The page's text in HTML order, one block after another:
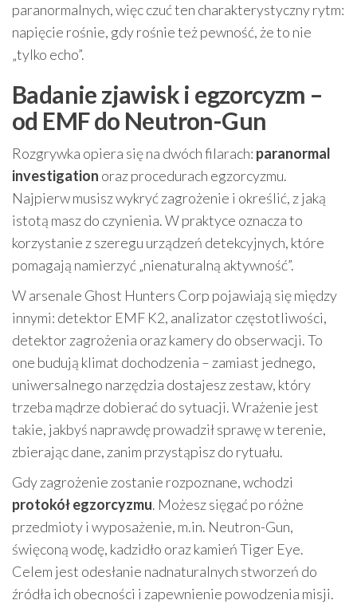
paranormalnych, więc czuć ten charakterystyczny rytm:
napięcie rośnie, gdy rośnie też pewność, że to nie
„tylko echo”.
Badanie zjawisk i egzorcyzm –
od EMF do Neutron-Gun
Rozgrywka opiera się na dwóch filarach: paranormal
investigation oraz procedurach egzorcyzmu.
Najpierw musisz wykryć zagrożenie i określić, z jaką
istotą masz do czynienia. W praktyce oznacza to
korzystanie z szeregu urządzeń detekcyjnych, które
pomagają namierzyć „nienaturalną aktywność”.
W arsenale Ghost Hunters Corp pojawiają się między
innymi: detektor EMF K2, analizator częstotliwości,
detektor zagrożenia oraz kamery do obserwacji. To
one budują klimat dochodzenia – zamiast jednego,
uniwersalnego narzędzia dostajesz zestaw, który
trzeba mądrze dobierać do sytuacji. Wrażenie jest
takie, jakbyś naprawdę prowadził sprawę w terenie,
zbierając dane, zanim przystąpisz do rytuału.
Gdy zagrożenie zostanie rozpoznane, wchodzi
protokół egzorcyzmu. Możesz sięgać po różne
przedmioty i wyposażenie, m.in. Neutron-Gun,
święconą wodę, kadzidło oraz kamień Tiger Eye.
Celem jest odesłanie nadnaturalnych stworzeń do
źródła ich obecności i zapewnienie powodzenia misji.